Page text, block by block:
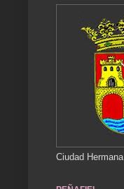
Ciudad Hermana